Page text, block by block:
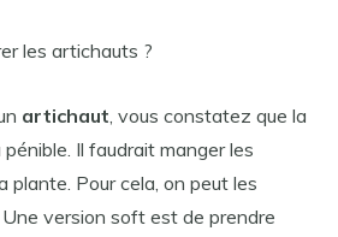
les artichauts ?
artichaut, vous constatez que la
Il faudrait manger les
plante. Pour cela, on peut les
Une version soft est de prendre